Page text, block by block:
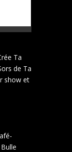
Ta
de Ta
show et